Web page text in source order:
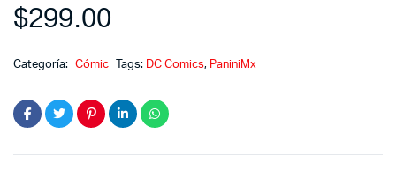
$299.00
Categoría: Cómic Tags: DC Comics, PaniniMx